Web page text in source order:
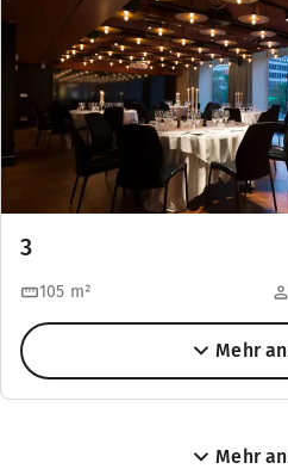
3
105 m²
Mehr
Mehr